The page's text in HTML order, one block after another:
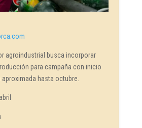
agroindustrial busca incorporar
para campaña con inicio
hasta octubre.